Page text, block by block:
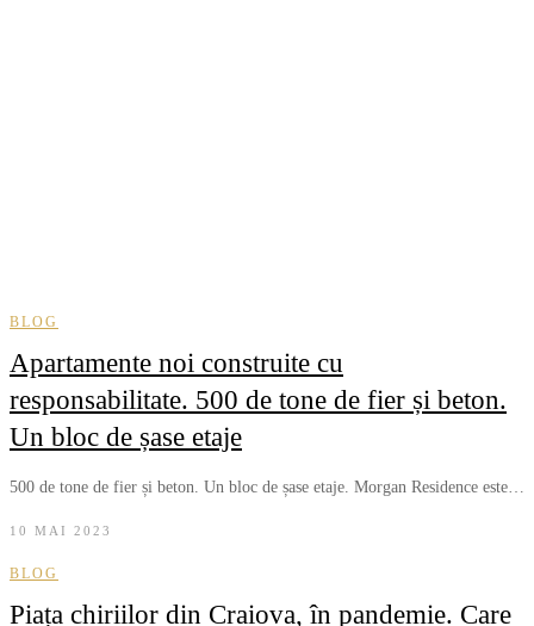
BLOG
Apartamente noi construite cu
responsabilitate. 500 de tone de fier și beton.
Un bloc de șase etaje
500 de tone de fier și beton. Un bloc de șase etaje. Morgan Residence este…
10 MAI 2023
BLOG
Piața chiriilor din Craiova, în pandemie. Care